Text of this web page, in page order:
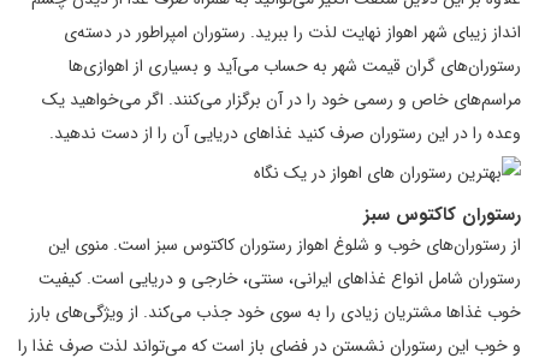
انداز زیبای شهر اهواز نهایت لذت را ببرید. رستوران امپراطور در دسته‌ی
رستوران‌های گران قیمت شهر به حساب می‌آید و بسیاری از اهوازی‌ها
مراسم‌های خاص و رسمی خود را در آن برگزار می‌کنند. اگر می‌خواهید یک
وعده را در این رستوران صرف کنید غذاهای دریایی آن را از دست ندهید.
رستوران کاکتوس سبز
از رستوران‌های خوب و شلوغ اهواز رستوران کاکتوس سبز است. منوی این
رستوران شامل انواع غذاهای ایرانی، سنتی، خارجی و دریایی است. کیفیت
خوب غذاها مشتریان زیادی را به سوی خود جذب می‌کند. از ویژگی‌های بارز
و خوب این رستوران نشستن در فضای باز است که می‌تواند لذت صرف غذا را